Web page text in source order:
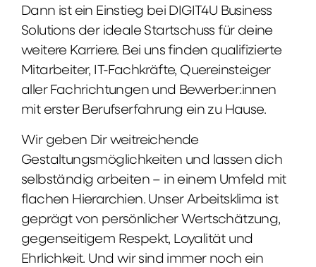
Dann ist ein Einstieg bei DIGIT4U Business
Solutions der ideale Startschuss für deine
weitere Karriere. Bei uns finden qualifizierte
Mitarbeiter, IT-Fachkräfte, Quereinsteiger
aller Fachrichtungen und Bewerber:innen
mit erster Berufserfahrung ein zu Hause.
Wir geben Dir weitreichende
Gestaltungsmöglichkeiten und lassen dich
selbständig arbeiten – in einem Umfeld mit
flachen Hierarchien. Unser Arbeitsklima ist
geprägt von persönlicher Wertschätzung,
gegenseitigem Respekt, Loyalität und
Ehrlichkeit. Und wir sind immer noch ein